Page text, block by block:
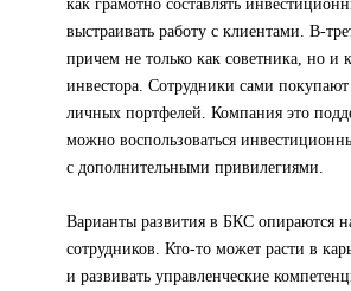
как грамотно составлять
выстраивать работу с клиентами. В-
причем не только как советника, но и
инвестора. Сотрудники сами
личных портфелей. Компания это
можно воспользоваться
с дополнительными привилегиями.
Варианты развития в БКС опираются
сотрудников. Кто-то может расти в
и развивать управленческие